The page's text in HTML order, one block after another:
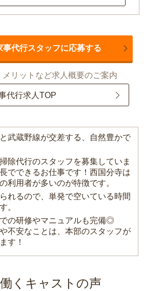
事代行スタッフに応募する
リットなど求人概要のご案内
代行求人TOP
武蔵野線が交差する、自然豊かで
除代行のスタッフを募集していま
でできるお仕事です！西国分寺は
利用者が多いのが特徴です。
れるので、単発で空いている時間
。
の研修やマニュアルも完備◎
不安なことは、本部のスタッフが
す！
くキャストの声